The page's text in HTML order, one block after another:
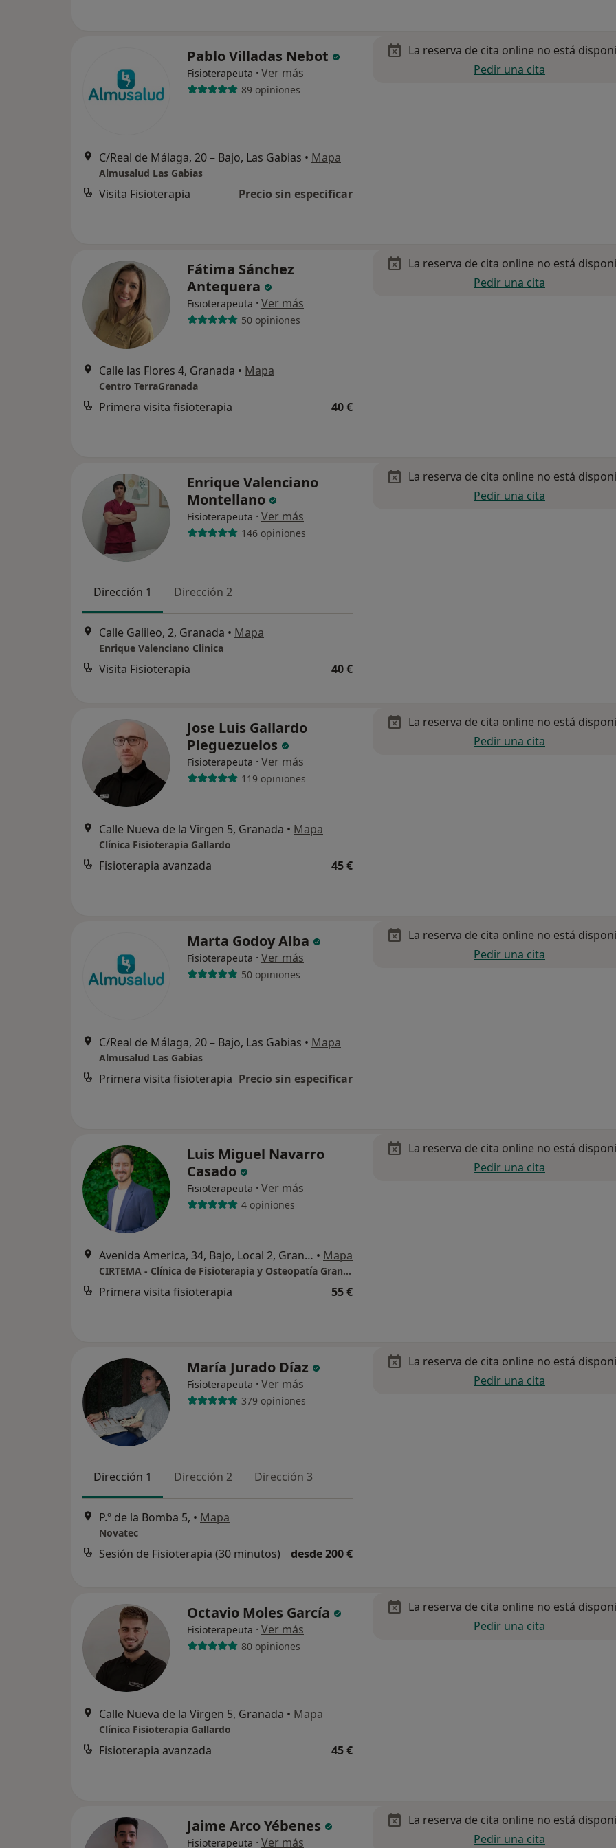
Pablo Villadas Nebot
Fisioterapeuta · Ver más
89 opiniones
C/Real de Málaga, 20 – Bajo, Las Gabias • Mapa
Almusalud Las Gabias
Visita Fisioterapia Precio sin especificar
La reserva de cita online no está
Pedir una cita
Fátima Sánchez
Antequera
Fisioterapeuta · Ver más
50 opiniones
Calle las Flores 4, Granada • Mapa
Centro TerraGranada
Primera visita fisioterapia 40 €
La reserva de cita online no está
Pedir una cita
Enrique Valenciano
Montellano
Fisioterapeuta · Ver más
146 opiniones
Dirección 1 Dirección 2
Calle Galileo, 2, Granada • Mapa
Enrique Valenciano Clinica
Visita Fisioterapia 40 €
La reserva de cita online no está
Pedir una cita
Jose Luis Gallardo
Pleguezuelos
Fisioterapeuta · Ver más
119 opiniones
Calle Nueva de la Virgen 5, Granada • Mapa
Clínica Fisioterapia Gallardo
Fisioterapia avanzada 45 €
La reserva de cita online no está
Pedir una cita
Marta Godoy Alba
Fisioterapeuta · Ver más
50 opiniones
C/Real de Málaga, 20 – Bajo, Las Gabias • Mapa
Almusalud Las Gabias
Primera visita fisioterapia Precio sin especificar
La reserva de cita online no está
Pedir una cita
Luis Miguel Navarro
Casado
Fisioterapeuta · Ver más
4 opiniones
Avenida America, 34, Bajo, Local 2, Granada • Mapa
CIRTEMA - Clínica de Fisioterapia y Osteopatía Granada
Primera visita fisioterapia 55 €
La reserva de cita online no está
Pedir una cita
María Jurado Díaz
Fisioterapeuta · Ver más
379 opiniones
Dirección 1 Dirección 2 Dirección 3
P.º de la Bomba 5, • Mapa
Novatec
Sesión de Fisioterapia (30 minutos) desde 200 €
La reserva de cita online no está
Pedir una cita
Octavio Moles García
Fisioterapeuta · Ver más
80 opiniones
Calle Nueva de la Virgen 5, Granada • Mapa
Clínica Fisioterapia Gallardo
Fisioterapia avanzada 45 €
La reserva de cita online no está
Pedir una cita
Jaime Arco Yébenes
Fisioterapeuta · Ver más
La reserva de cita online no está
Pedir una cita